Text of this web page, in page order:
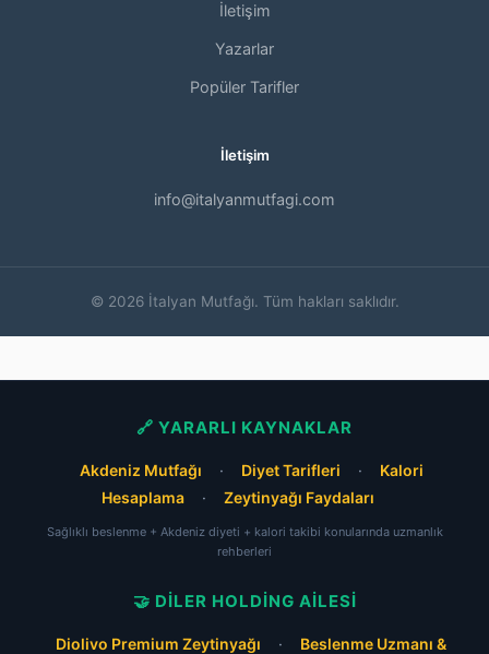
İletişim
Yazarlar
Popüler Tarifler
İletişim
info@italyanmutfagi.com
© 2026 İtalyan Mutfağı. Tüm hakları saklıdır.
🔗 YARARLI KAYNAKLAR
Akdeniz Mutfağı · Diyet Tarifleri ·
Kalori
Hesaplama
· Zeytinyağı Faydaları
Sağlıklı beslenme + Akdeniz diyeti + kalori takibi konularında uzmanlık
rehberleri
🤝 DILER HOLDING AILESI
Diolivo Premium Zeytinyağı ·
Beslenme Uzmanı &